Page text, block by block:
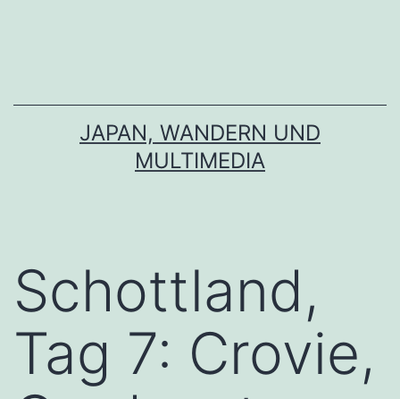
JAPAN, WANDERN UND
MULTIMEDIA
Schottland,
Tag 7: Crovie,